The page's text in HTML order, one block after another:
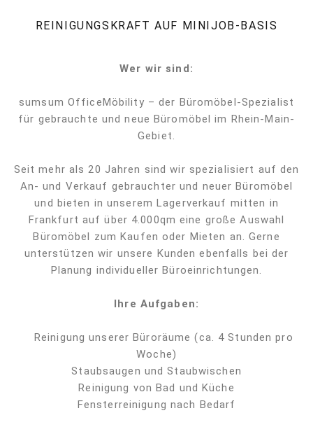
REINIGUNGSKRAFT AUF MINIJOB-BASIS
Wer wir sind:
sumsum OfficeMöbility – der Büromöbel-Spezialist
für gebrauchte und neue Büromöbel im Rhein-Main-
Gebiet.
Seit mehr als 20 Jahren sind wir spezialisiert auf den
An- und Verkauf gebrauchter und neuer Büromöbel
und bieten in unserem Lagerverkauf mitten in
Frankfurt auf über 4.000qm eine große Auswahl
Büromöbel zum Kaufen oder Mieten an. Gerne
unterstützen wir unsere Kunden ebenfalls bei der
Planung individueller Büroeinrichtungen.
Ihre Aufgaben:
Reinigung unserer Büroräume (ca. 4 Stunden pro
Woche)
Staubsaugen und Staubwischen
Reinigung von Bad und Küche
Fensterreinigung nach Bedarf